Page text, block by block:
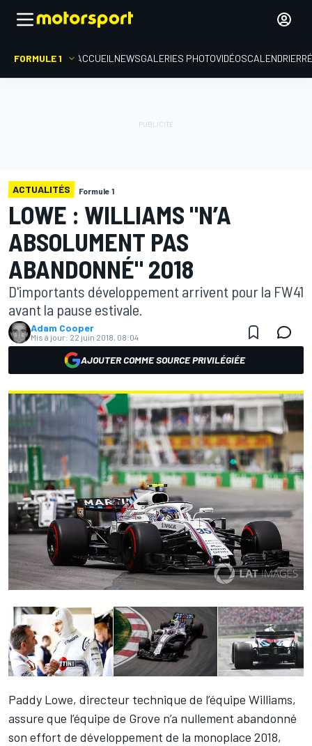
FORMULE 1 ACCUEIL NEWSGALERIES PHOTOVIDÉOSCALENDRIER
ACTUALITÉS Formule 1
LOWE : WILLIAMS "N’A
ABSOLUMENT PAS
ABANDONNÉ" 2018
D'importants développement arrivent pour la FW41
avant la pause estivale.
Adam Cooper
Mis à jour: 22 juin 2018, 08:04
AJOUTER COMME SOURCE PRIVILÉGIÉE
Paddy Lowe, directeur technique de l’équipe Williams,
assure que l’équipe de Grove n’a nullement abandonné
son effort de développement de la monoplace 2018,